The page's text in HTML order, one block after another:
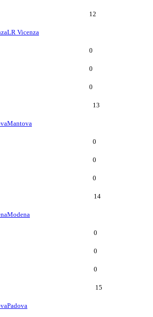
12
LR Vicenza
0
0
0
13
Mantova
0
0
0
14
Modena
0
0
0
15
Padova